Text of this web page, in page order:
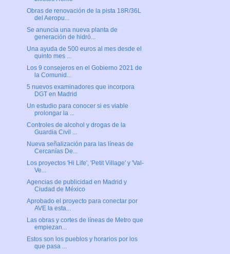
Obras de renovación de la pista 18R/36L
del Aeropu...
Se anuncia una nueva planta de
generación de hidró...
Una ayuda de 500 euros al mes desde el
quinto mes ...
Los 9 consejeros en el Gobierno 2021 de
la Comunid...
5 nuevos examinadores que incorpora
DGT en Madrid
Un estudio para conocer si es viable
prolongar la ...
Controles de alcohol y drogas de la
Guardia Civil ...
Nueva señalización para las líneas de
Cercanías De...
Los proyectos 'Hi Life', 'Petit Village' y 'Val-
Ve...
Agencias de publicidad en Madrid y
Ciudad de México
Aprobado el proyecto para conectar por
AVE la esta...
Las obras y cortes de líneas de Metro que
empiezan...
Estos son los pueblos y horarios por los
que pasa ...